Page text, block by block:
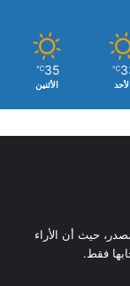
℃
الأحد
35
℃
الأثنين
حيث أن الأراء
فقط.